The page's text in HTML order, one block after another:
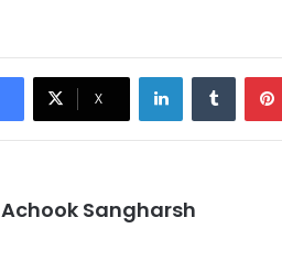
X
LinkedInTumblr
Achook Sangharsh